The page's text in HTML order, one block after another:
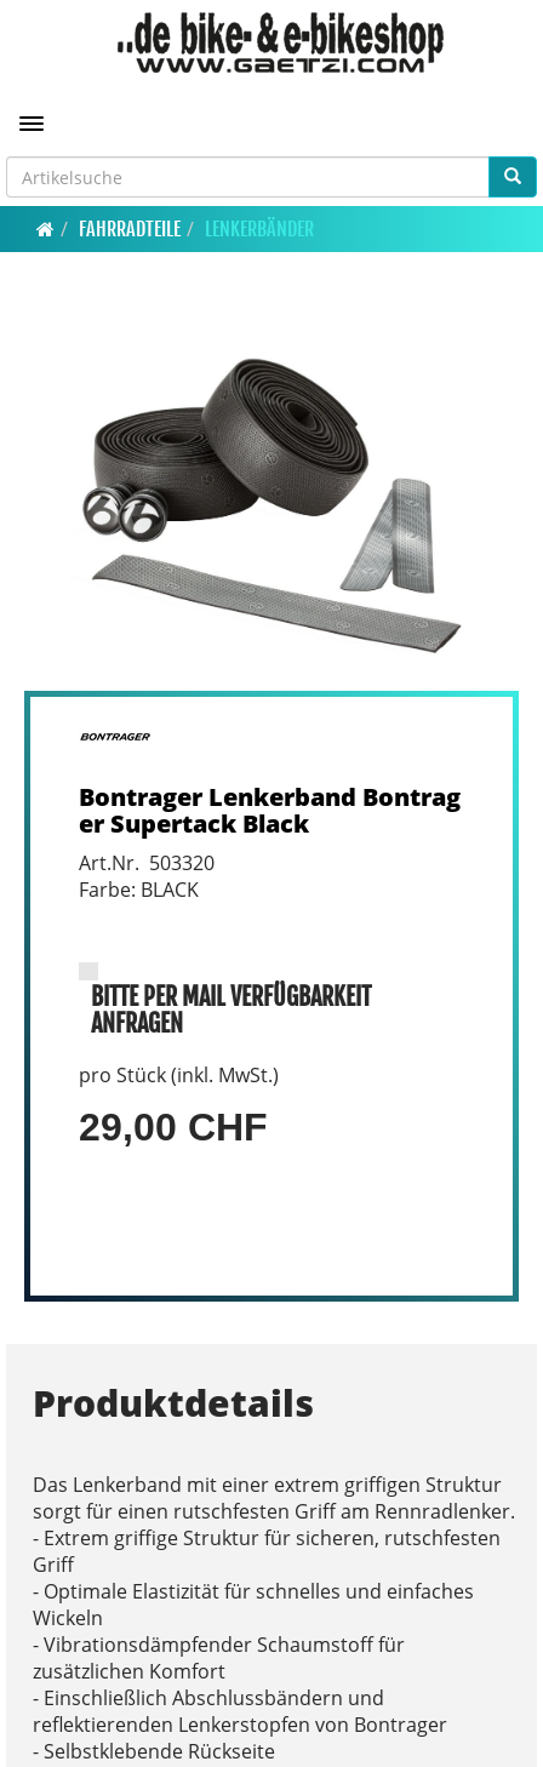
Toggle navigation
FAHRRADTEILE LENKERBÄNDER
Bontrager Lenkerband Bontrag
er Supertack Black
Art.Nr. 503320
Farbe: BLACK
BITTE PER MAIL VERFÜGBARKEIT
ANFRAGEN
pro Stück (inkl. MwSt.)
29,00 CHF
Produktdetails
Das Lenkerband mit einer extrem griffigen Struktur
sorgt für einen rutschfesten Griff am Rennradlenker.
- Extrem griffige Struktur für sicheren, rutschfesten
Griff
- Optimale Elastizität für schnelles und einfaches
Wickeln
- Vibrationsdämpfender Schaumstoff für
zusätzlichen Komfort
- Einschließlich Abschlussbändern und
reflektierenden Lenkerstopfen von Bontrager
- Selbstklebende Rückseite